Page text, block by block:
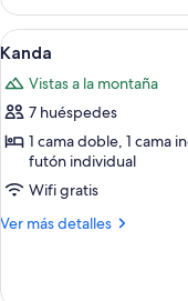
Abrir
todas
las
fotos
de
Kanda
23
Kanda
Vistas a la montaña
7 huéspedes
1 cama doble, 1 cama
futón individual
Wifi gratis
Ver más detalles
Más